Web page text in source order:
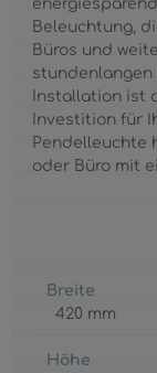
Beleuchtung,
Büros und
Installation ist
Investition für
Pendelleuchte
oder Büro mit
Breite
420 mm
Höhe